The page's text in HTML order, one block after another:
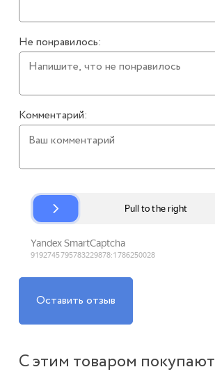
Не понравилось:
Комментарий:
Оставить отзыв
С этим товаром покупают